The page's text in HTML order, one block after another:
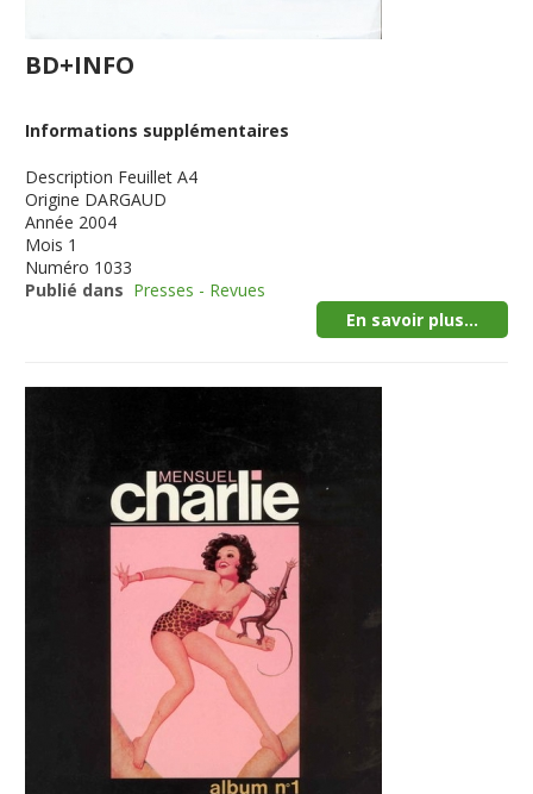
BD+INFO
Informations supplémentaires
Description Feuillet A4
Origine DARGAUD
Année 2004
Mois 1
Numéro 1033
Publié dans Presses - Revues
En savoir plus...